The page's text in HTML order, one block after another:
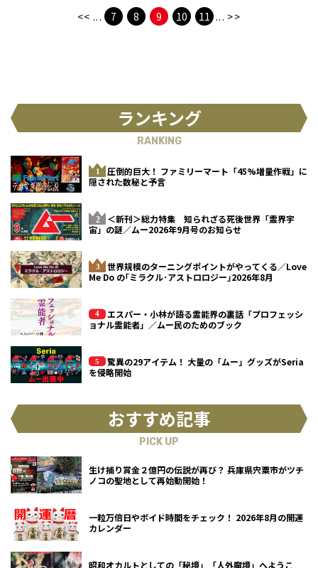
麒麟（きりん）師の視点で、作品を
読み解いて
<< ... 7 8 9 10 11 ... >>
ランキング
RANKING
圧倒的巨大！ ファミリーマート「45%増量作戦」に
隠された数秘と予言
＜新刊＞総力特集 知られざる死後世界「霊界宇
宙」の謎／ムー2026年9月号のお知らせ
世界規模のターニングポイントがやってくる／Love
Me Do の｢ミラクル･アストロロジー｣2026年8月
エスパー・小林が語る霊能界の裏話「プロフェッシ
ョナル霊能者」／ムー民のためのブック
驚異の29アイテム！ 大量の「ムー」グッズがSeria
を侵略開始
おすすめ記事
PICK UP
生け捕り賞金２億円の伝説が再び？ 兵庫県宍粟市がツチ
ノコの聖地として再始動開始！
一粒万倍日やボイド時間をチェック！ 2026年8月の開運
カレンダー
昭和オカルトとしての「秘境」「人外魔境」へようこ